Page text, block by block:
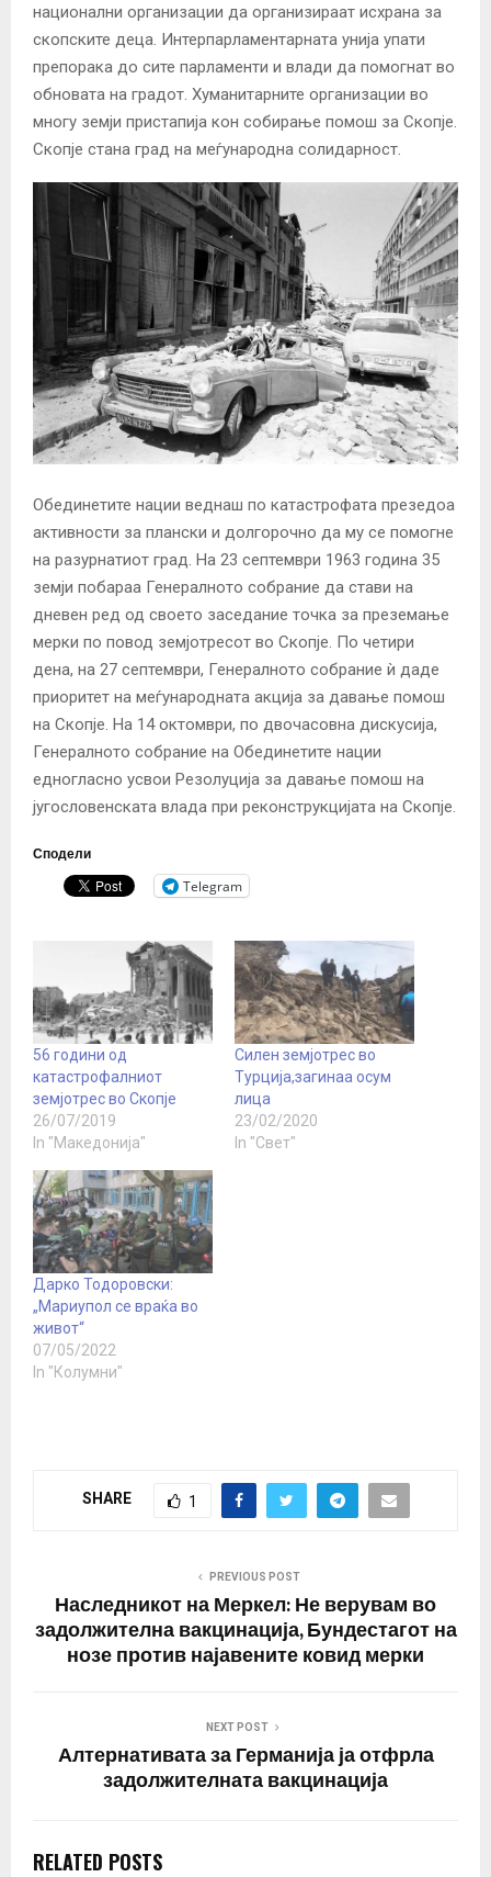
национални организации да организираат исхрана за
скопските деца. Интерпарламентарната унија упати
препорака до сите парламенти и влади да помогнат во
обновата на градот. Хуманитарните организации во
многу земји пристапија кон собирање помош за Скопје.
Скопје стана град на меѓународна солидарност.
Обединетите нации веднаш по катастрофата презедоа
активности за плански и долгорочно да му се помогне
на разурнатиот град. На 23 септември 1963 година 35
земји побараа Генералното собрание да стави на
дневен ред од своето заседание точка за преземање
мерки по повод земјотресот во Скопје. По четири
дена, на 27 септември, Генералното собрание ѝ даде
приоритет на меѓународната акција за давање помош
на Скопје. На 14 октомври, по двочасовна дискусија,
Генералното собрание на Обединетите нации
едногласно усвои Резолуција за давање помош на
југословенската влада при реконструкцијата на Скопје.
Сподели
Telegram
56 години од
катастрофалниот
земјотрес во Скопје
26/07/2019
In "Македонија"
Силен земјотрес во
Турција,загинаа осум
лица
23/02/2020
In "Свет"
Дарко Тодоровски:
„Мариупол се враќа во
живот“
07/05/2022
In "Колумни"
SHARE 1
PREVIOUS POST
Наследникот на Меркел: Не верувам во
задолжителна вакцинација, Бундестагот на
нозе против најавените ковид мерки
NEXT POST
Алтернативата за Германија ја отфрла
задолжителната вакцинација
RELATED POSTS